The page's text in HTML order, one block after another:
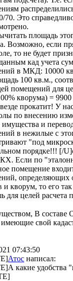
70. Это
площадь
Возможно, если
то не будет
кад учета
в МКД: 10000
100 кв.м.,
помещений для
кворума) =
прокатит! У
по внесению
имущества и
в нежилые с
"под
порядке!!! [/
Если по
помещение
определяющих
и кворум, то его
для целей расчета
В
свой
07:43:50
Атос написал:
какие удобства